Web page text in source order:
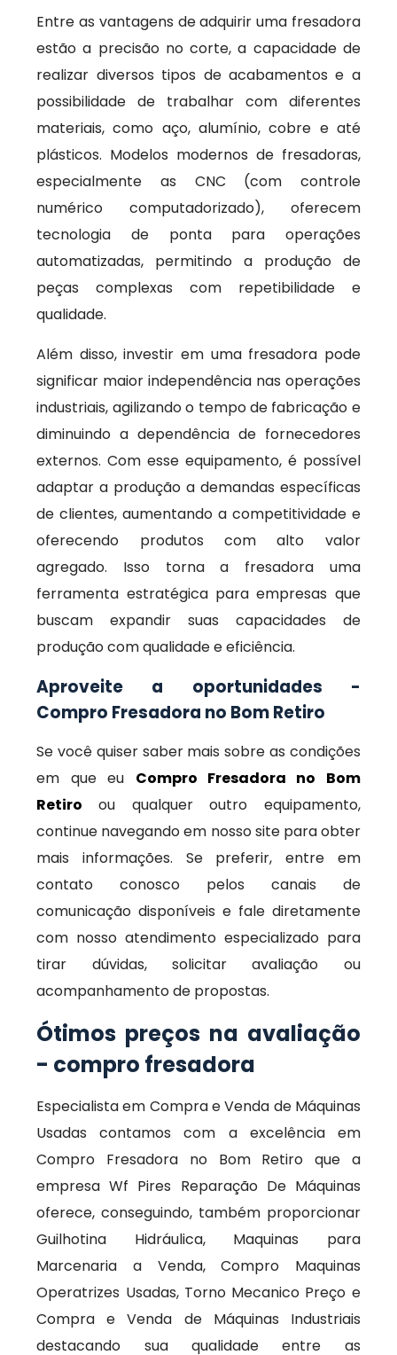
Entre as vantagens de adquirir uma fresadora
estão a precisão no corte, a capacidade de
realizar diversos tipos de acabamentos e a
possibilidade de trabalhar com diferentes
materiais, como aço, alumínio, cobre e até
plásticos. Modelos modernos de fresadoras,
especialmente as CNC (com controle
numérico computadorizado), oferecem
tecnologia de ponta para operações
automatizadas, permitindo a produção de
peças complexas com repetibilidade e
qualidade.
Além disso, investir em uma fresadora pode
significar maior independência nas operações
industriais, agilizando o tempo de fabricação e
diminuindo a dependência de fornecedores
externos. Com esse equipamento, é possível
adaptar a produção a demandas específicas
de clientes, aumentando a competitividade e
oferecendo produtos com alto valor
agregado. Isso torna a fresadora uma
ferramenta estratégica para empresas que
buscam expandir suas capacidades de
produção com qualidade e eficiência.
Aproveite a oportunidades -
Compro Fresadora no Bom Retiro
Se você quiser saber mais sobre as condições
em que eu Compro Fresadora no Bom
Retiro ou qualquer outro equipamento,
continue navegando em nosso site para obter
mais informações. Se preferir, entre em
contato conosco pelos canais de
comunicação disponíveis e fale diretamente
com nosso atendimento especializado para
tirar dúvidas, solicitar avaliação ou
acompanhamento de propostas.
Ótimos preços na avaliação
- compro fresadora
Especialista em Compra e Venda de Máquinas
Usadas contamos com a excelência em
Compro Fresadora no Bom Retiro que a
empresa Wf Pires Reparação De Máquinas
oferece, conseguindo, também proporcionar
Guilhotina Hidráulica, Maquinas para
Marcenaria a Venda, Compro Maquinas
Operatrizes Usadas, Torno Mecanico Preço e
Compra e Venda de Máquinas Industriais
destacando sua qualidade entre as